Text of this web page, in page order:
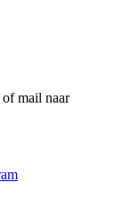
of mail naar